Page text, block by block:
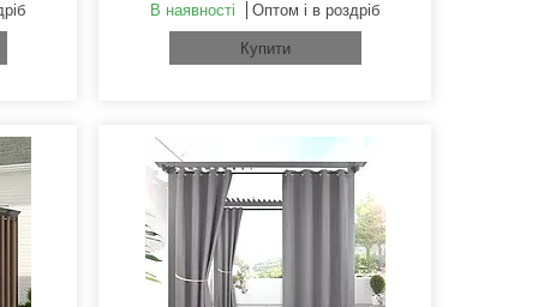
В наявності Оптом і в роздріб
Купити